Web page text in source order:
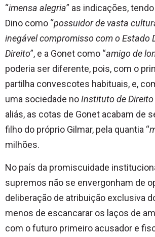
“imensa alegria” as indicações,
Dino como “possuidor de vasta
inegável compromisso com o Estado
Direito”, e a Gonet como “amigo de
poderia ser diferente, pois, com o
partilha convescotes habituais, e,
uma sociedade noInstituto de
aliás, as cotas de Gonet acabam de
filho do próprio Gilmar, pela quantia “
milhões.
No país da promiscuidade
supremos não se envergonham de
deliberação de atribuição exclusiva
menos de escancarar os laços de
com o futuro primeiro acusador e